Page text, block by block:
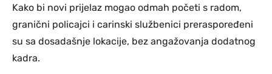
Kako bi novi prijelaz mogao odmah početi s radom,
granični policajci i carinski službenici preraspoređeni
su sa dosadašnje lokacije, bez angažovanja dodatnog
kadra.